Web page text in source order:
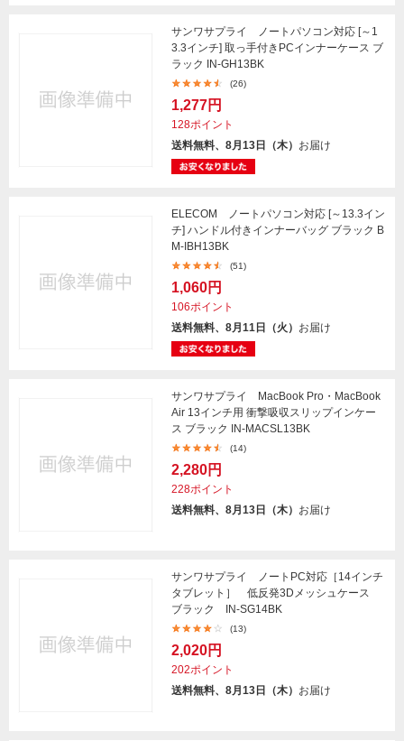
サンワサプライ ノートパソコン対応 [～1
3.3インチ] 取っ手付きPCインナーケース ブ
ラック IN-GH13BK
(26)
1,277円
128ポイント
送料無料、8月13日（木） お届け
ELECOM ノートパソコン対応 [～13.3イン
チ] ハンドル付きインナーバッグ ブラック B
M-IBH13BK
(51)
1,060円
106ポイント
送料無料、8月11日（火） お届け
サンワサプライ MacBook Pro・MacBook
Air 13インチ用 衝撃吸収スリップインケー
ス ブラック IN-MACSL13BK
(14)
2,280円
228ポイント
送料無料、8月13日（木） お届け
サンワサプライ ノートPC対応［14インチ
タブレット］ 低反発3Dメッシュケース
ブラック IN-SG14BK
(13)
2,020円
202ポイント
送料無料、8月13日（木） お届け